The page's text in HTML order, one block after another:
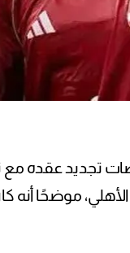
تجديد عقده مع
الأهلي، موضحًا